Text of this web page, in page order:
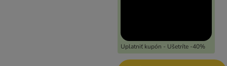
Uplatniť kupón - Ušetríte -40%